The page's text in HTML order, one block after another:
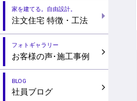
家を建てる。自由設計。
注文住宅 特徴・工法
フォトギャラリー
お客様の声・施工事例
BLOG
社員ブログ